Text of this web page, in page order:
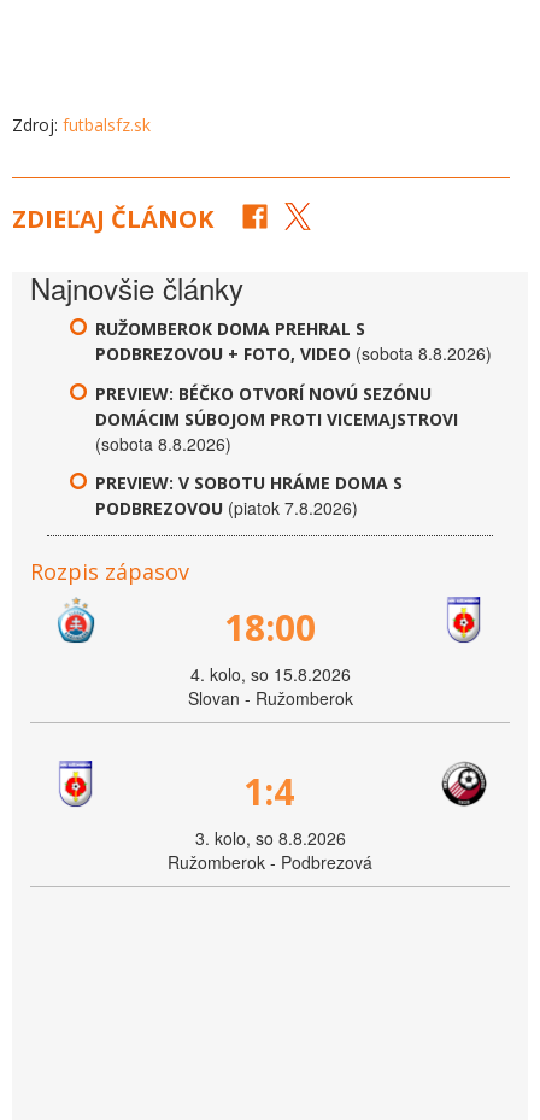
Zdroj: futbalsfz.sk
ZDIEĽAJ ČLÁNOK
Najnovšie články
RUŽOMBEROK DOMA PREHRAL S
PODBREZOVOU + FOTO, VIDEO (sobota 8.8.2026)
PREVIEW: BÉČKO OTVORÍ NOVÚ SEZÓNU
DOMÁCIM SÚBOJOM PROTI VICEMAJSTROVI
(sobota 8.8.2026)
PREVIEW: V SOBOTU HRÁME DOMA S
PODBREZOVOU (piatok 7.8.2026)
Rozpis zápasov
18:00
4. kolo, so 15.8.2026
Slovan - Ružomberok
1:4
3. kolo, so 8.8.2026
Ružomberok - Podbrezová